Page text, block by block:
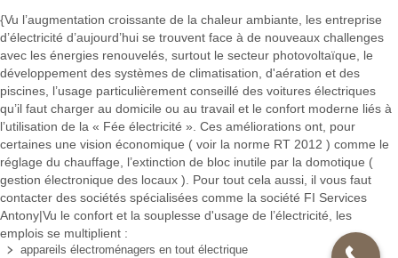
{Vu l’augmentation croissante de la chaleur ambiante, les entreprise
d’électricité d’aujourd’hui se trouvent face à de nouveaux challenges
avec les énergies renouvelés, surtout le secteur photovoltaïque, le
développement des systèmes de climatisation, d'aération et des
piscines, l’usage particulièrement conseillé des voitures électriques
qu’il faut charger au domicile ou au travail et le confort moderne liés à
l’utilisation de la « Fée électricité ». Ces améliorations ont, pour
certaines une vision économique ( voir la norme RT 2012 ) comme le
réglage du chauffage, l’extinction de bloc inutile par la domotique (
gestion électronique des locaux ). Pour tout cela aussi, il vous faut
contacter des sociétés spécialisées comme la société FI Services
Antony|Vu le confort et la souplesse d'usage de l’électricité, les
emplois se multiplient :
appareils électroménagers en tout électrique